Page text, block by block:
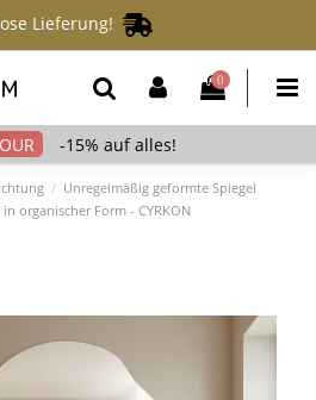
Lieferung!
0
-15% auf alles!
Unregelmäßig geformte Spiegel
organischer Form - CYRKON